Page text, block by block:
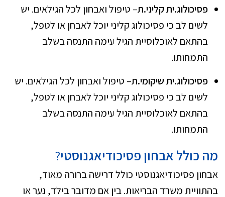
פסיכולוג.ית קליני.ת– טיפול ואבחון לכל הגילאים. יש
לשים לב כי פסיכולוג קליני יוכל לאבחן או לטפל,
בהתאם לאוכלוסיית הגיל עימה התנסה בשלב
התמחותו.
פסיכולוג.ית שיקומי.ת– טיפול ואבחון לכל הגילאים. יש
לשים לב כי פסיכולוג קליני יוכל לאבחן או לטפל,
בהתאם לאוכלוסיית הגיל עימה התנסה בשלב
התמחותו.
מה כולל אבחון פסיכודיאגנוסטי?
אבחון פסיכודיאגנוסטי כולל דרישה ברורה מאוד,
בהתוויית משרד הבריאות. בין אם מדובר בילד, נער או